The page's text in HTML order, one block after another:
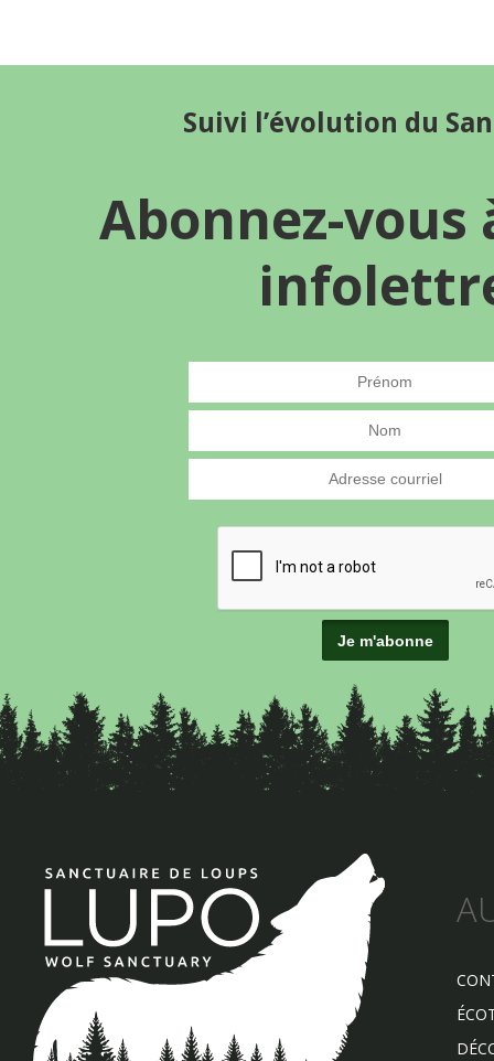
Suivi l’évolution du
Abonnez-vous